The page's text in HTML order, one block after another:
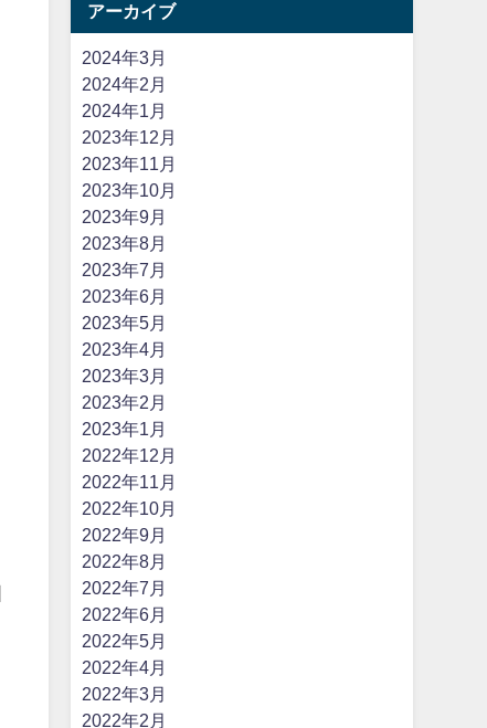
アーカイブ
2024年3月
2024年2月
2024年1月
2023年12月
2023年11月
2023年10月
2023年9月
2023年8月
2023年7月
2023年6月
2023年5月
2023年4月
2023年3月
2023年2月
2023年1月
2022年12月
2022年11月
2022年10月
2022年9月
2022年8月
2022年7月
2022年6月
2022年5月
2022年4月
2022年3月
2022年2月